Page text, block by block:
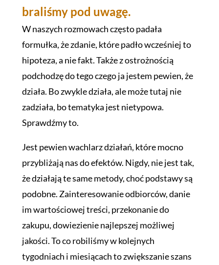
braliśmy pod uwagę.
W naszych rozmowach często padała
formułka, że zdanie, które padło wcześniej to
hipoteza, a nie fakt. Także z ostrożnością
podchodzę do tego czego ja jestem pewien, że
działa. Bo zwykle działa, ale może tutaj nie
zadziała, bo tematyka jest nietypowa.
Sprawdźmy to.
Jest pewien wachlarz działań, które mocno
przybliżają nas do efektów. Nigdy, nie jest tak,
że działają te same metody, choć podstawy są
podobne. Zainteresowanie odbiorców, danie
im wartościowej treści, przekonanie do
zakupu, dowiezienie najlepszej możliwej
jakości. To co robiliśmy w kolejnych
tygodniach i miesiącach to zwiększanie szans